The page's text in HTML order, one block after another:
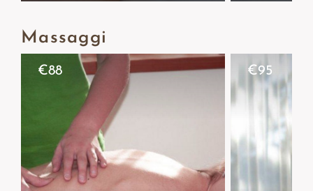
Massaggi
€88 €95